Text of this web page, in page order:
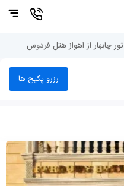
تور چابهار از اهواز هتل فردوس
رزرو پکیج ها